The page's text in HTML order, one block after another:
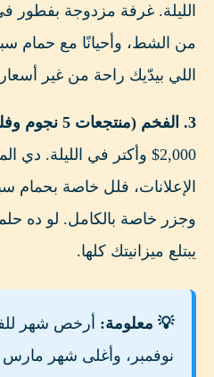
الليلة. غرفة مزدوجة
من الشط، وأحيانًا مع حمام
اللي بيدّيك راحة من غير
3. الفخم (منتجعات 5 نجوم وفلل خاصة):
2,000$ وأكتر في الليلة.
الإعلانات، فلل خاصة بحمام
وجزر خاصة بالكامل. لو ده
يبتلع ميزانيتك كلها.
💡 معلومة: أرخص شهر
نوفمبر، وأغلى شهر مارس